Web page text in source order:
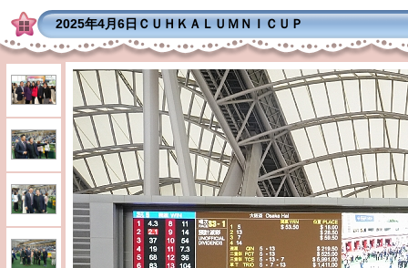
2025年4月6日ＣＵＨＫＡＬＵＭＮＩＣＵＰ